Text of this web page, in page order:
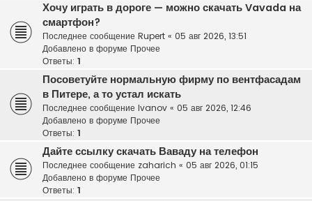
Хочу играть в дороге — можно скачать Vavada на
смартфон?
Последнее сообщение Rupert « 05 авг 2026, 13:51
Добавлено в форуме Прочее
Ответы: 1
Посоветуйте нормальную фирму по вентфасадам
в Питере, а то устал искать
Последнее сообщение Ivanov « 05 авг 2026, 12:46
Добавлено в форуме Прочее
Ответы: 1
Дайте ссылку скачать Ваваду на телефон
Последнее сообщение zaharich « 05 авг 2026, 01:15
Добавлено в форуме Прочее
Ответы: 1